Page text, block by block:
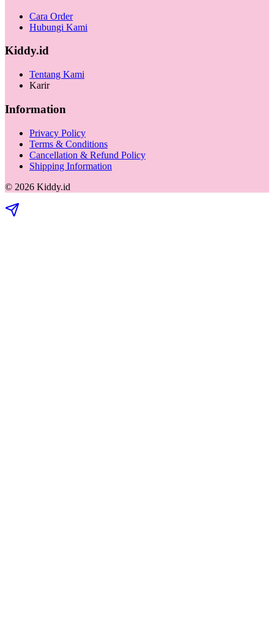
Cara Order
Hubungi Kami
Kiddy.id
Tentang Kami
Karir
Information
Privacy Policy
Terms & Conditions
Cancellation & Refund Policy
Shipping Information
© 2026 Kiddy.id